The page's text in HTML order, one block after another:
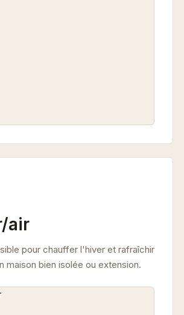
air
pour chauffer l'hiver et rafraîchir
maison bien isolée ou extension.